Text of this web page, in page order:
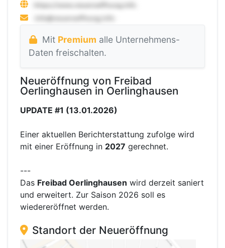
Mit Premium alle Unternehmens-
Daten freischalten.
Neueröffnung von Freibad
Oerlinghausen in Oerlinghausen
UPDATE #1 (13.01.2026)
Einer aktuellen Berichterstattung zufolge wird
mit einer Eröffnung in 2027 gerechnet.
---
Das Freibad Oerlinghausen wird derzeit saniert
und erweitert. Zur Saison 2026 soll es
wiedereröffnet werden.
Standort der Neueröffnung